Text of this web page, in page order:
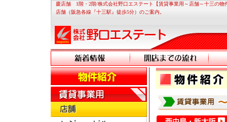
慶店舗 1階・2階/株式会社野口エステート【賃貸事業用～店舗～十三の
店舗（阪急各線『十三駅』徒歩5分）のご案内。